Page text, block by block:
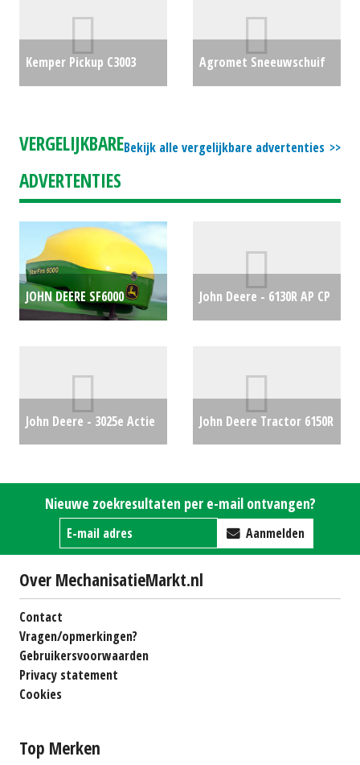
#24664
€2000
Kemper Pickup C3003
Agromet Sneeuwschuif
Bekijk alle vergelijkbare advertenties
VERGELIJKBARE
ADVERTENTIES
JOHN DEERE SF6000
John Deere - 6130R AP CP
John Deere - 3025e Actie
John Deere Tractor 6150R
Nieuwe zoekresultaten per e-mail ontvangen?
Aanmelden
Over MechanisatieMarkt.nl
Contact
Vragen/opmerkingen?
Gebruikersvoorwaarden
Privacy statement
Cookies
Top Merken